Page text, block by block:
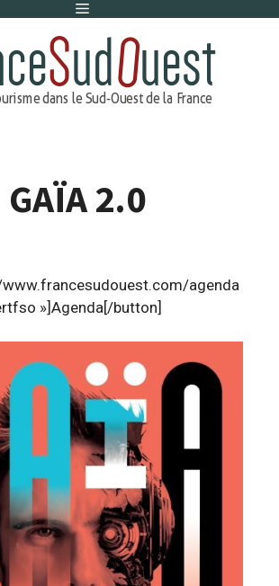
Menu
GAÏA 2.0
agenda
»]Agenda[/button]